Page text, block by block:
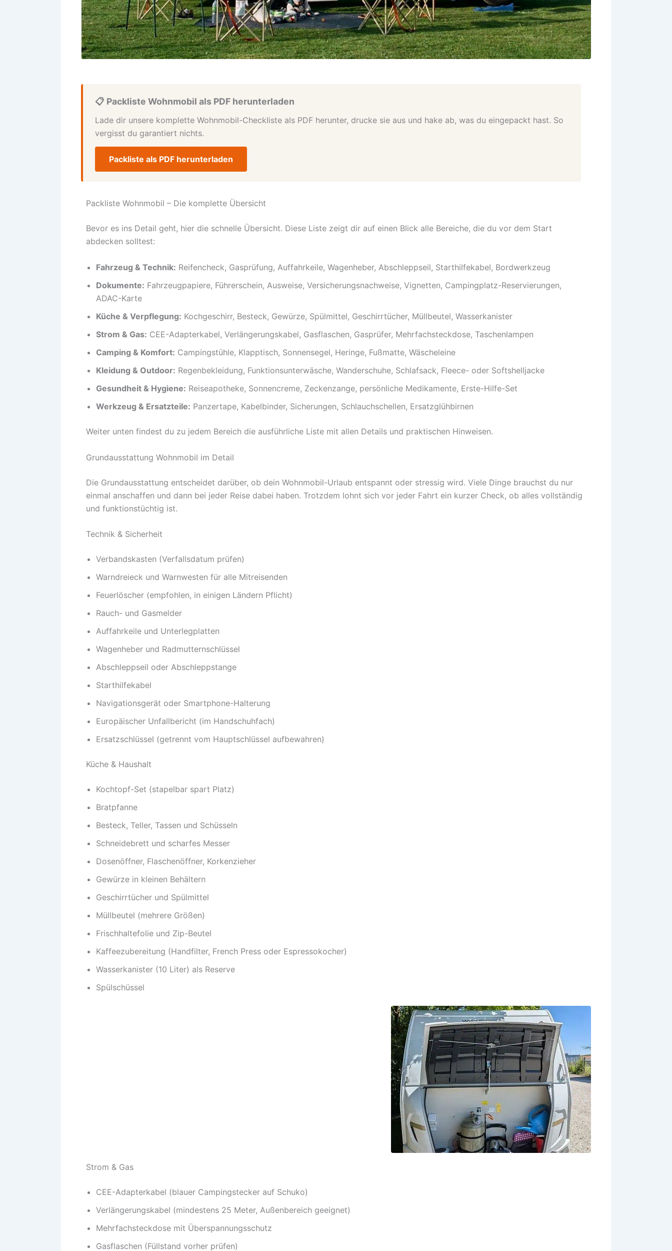
📋 Packliste Wohnmobil als PDF herunterladen
Lade dir unsere komplette Wohnmobil-Checkliste als PDF herunter, drucke sie aus und hake ab, was du eingepackt hast. So
vergisst du garantiert nichts.
Packliste als PDF herunterladen
Packliste Wohnmobil – Die komplette Übersicht
Bevor es ins Detail geht, hier die schnelle Übersicht. Diese Liste zeigt dir auf einen Blick alle Bereiche, die du vor dem Start
abdecken solltest:
Fahrzeug & Technik: Reifencheck, Gasprüfung, Auffahrkeile, Wagenheber, Abschleppseil, Starthilfekabel, Bordwerkzeug
Dokumente: Fahrzeugpapiere, Führerschein, Ausweise, Versicherungsnachweise, Vignetten, Campingplatz-Reservierungen,
ADAC-Karte
Küche & Verpflegung: Kochgeschirr, Besteck, Gewürze, Spülmittel, Geschirrtücher, Müllbeutel, Wasserkanister
Strom & Gas: CEE-Adapterkabel, Verlängerungskabel, Gasflaschen, Gasprüfer, Mehrfachsteckdose, Taschenlampen
Camping & Komfort: Campingstühle, Klapptisch, Sonnensegel, Heringe, Fußmatte, Wäscheleine
Kleidung & Outdoor: Regenbekleidung, Funktionsunterwäsche, Wanderschuhe, Schlafsack, Fleece- oder Softshelljacke
Gesundheit & Hygiene: Reiseapotheke, Sonnencreme, Zeckenzange, persönliche Medikamente, Erste-Hilfe-Set
Werkzeug & Ersatzteile: Panzertape, Kabelbinder, Sicherungen, Schlauchschellen, Ersatzglühbirnen
Weiter unten findest du zu jedem Bereich die ausführliche Liste mit allen Details und praktischen Hinweisen.
Grundausstattung Wohnmobil im Detail
Die Grundausstattung entscheidet darüber, ob dein Wohnmobil-Urlaub entspannt oder stressig wird. Viele Dinge brauchst du nur
einmal anschaffen und dann bei jeder Reise dabei haben. Trotzdem lohnt sich vor jeder Fahrt ein kurzer Check, ob alles vollständig
und funktionstüchtig ist.
Technik & Sicherheit
Verbandskasten (Verfallsdatum prüfen)
Warndreieck und Warnwesten für alle Mitreisenden
Feuerlöscher (empfohlen, in einigen Ländern Pflicht)
Rauch- und Gasmelder
Auffahrkeile und Unterlegplatten
Wagenheber und Radmutternschlüssel
Abschleppseil oder Abschleppstange
Starthilfekabel
Navigationsgerät oder Smartphone-Halterung
Europäischer Unfallbericht (im Handschuhfach)
Ersatzschlüssel (getrennt vom Hauptschlüssel aufbewahren)
Küche & Haushalt
Kochtopf-Set (stapelbar spart Platz)
Bratpfanne
Besteck, Teller, Tassen und Schüsseln
Schneidebrett und scharfes Messer
Dosenöffner, Flaschenöffner, Korkenzieher
Gewürze in kleinen Behältern
Geschirrtücher und Spülmittel
Müllbeutel (mehrere Größen)
Frischhaltefolie und Zip-Beutel
Kaffeezubereitung (Handfilter, French Press oder Espressokocher)
Wasserkanister (10 Liter) als Reserve
Spülschüssel
Strom & Gas
CEE-Adapterkabel (blauer Campingstecker auf Schuko)
Verlängerungskabel (mindestens 25 Meter, Außenbereich geeignet)
Mehrfachsteckdose mit Überspannungsschutz
Gasflaschen (Füllstand vorher prüfen)